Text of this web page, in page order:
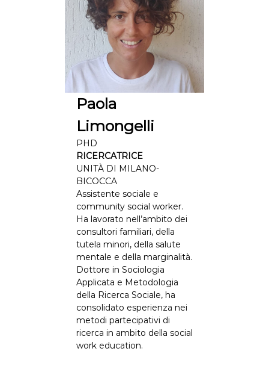
Paola
Limongelli
PHD
RICERCATRICE
UNITÀ DI MILANO-
BICOCCA
Assistente sociale e
community social worker.
Ha lavorato nell’ambito dei
consultori familiari, della
tutela minori, della salute
mentale e della marginalità.
Dottore in Sociologia
Applicata e Metodologia
della Ricerca Sociale, ha
consolidato esperienza nei
metodi partecipativi di
ricerca in ambito della social
work education.